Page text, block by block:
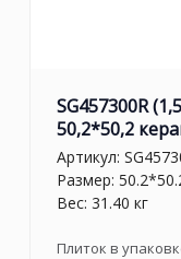
SG457300R
50,2*50,2
Артикул:
Размер:
Вес: 31.40 кг
Плиток в